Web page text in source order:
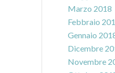
Marzo 2018
Febbraio
Gennaio
Dicembre
Novembre